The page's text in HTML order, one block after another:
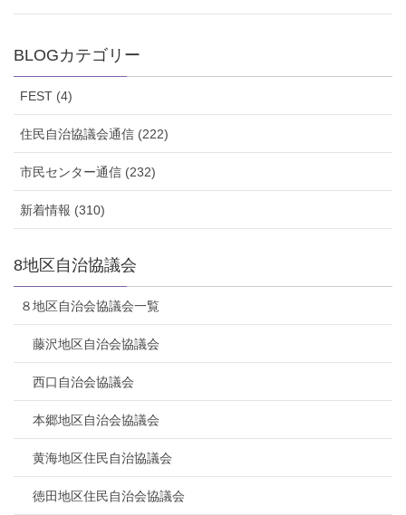
BLOGカテゴリー
FEST (4)
住民自治協議会通信 (222)
市民センター通信 (232)
新着情報 (310)
8地区自治協議会
８地区自治会協議会一覧
藤沢地区自治会協議会
西口自治会協議会
本郷地区自治会協議会
黄海地区住民自治協議会
徳田地区住民自治会協議会